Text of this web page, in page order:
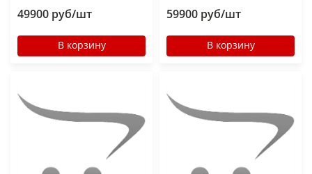
49900 руб/шт
В корзину
59900 руб/шт
В корзину